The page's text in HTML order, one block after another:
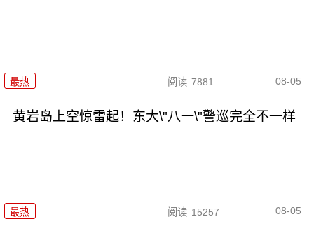
最热 阅读 7881 08-05
黄岩岛上空惊雷起！东大\"八一\"警巡完全不一样
最热 阅读 15257 08-05